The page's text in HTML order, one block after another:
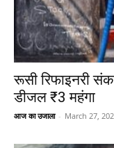
रूसी रिफाइनरी
डीजल ₹3 महंगा
आज का उजाला - March 27,